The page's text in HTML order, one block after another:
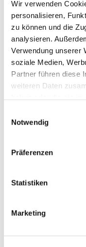
Wir verwenden
personalisieren,
zu können und die
analysieren.
Verwendung unserer
soziale Medien,
Partner führen diese
weiteren Daten
Notwendig
Präferenzen
Statistiken
Marketing
stiller Meditation.
ZumMitbeten
das auch als
zur Verfügung